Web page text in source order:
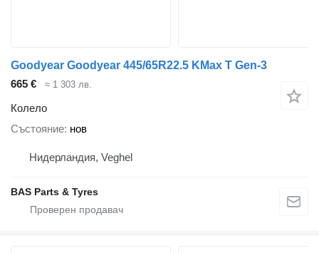
Goodyear Goodyear 445/65R22.5 KMax T Gen-3
665 €
≈ 1 303 лв.
Колело
Състояние нов
Нидерландия, Veghel
BAS Parts & Tyres